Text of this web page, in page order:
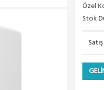
Özel
Stok